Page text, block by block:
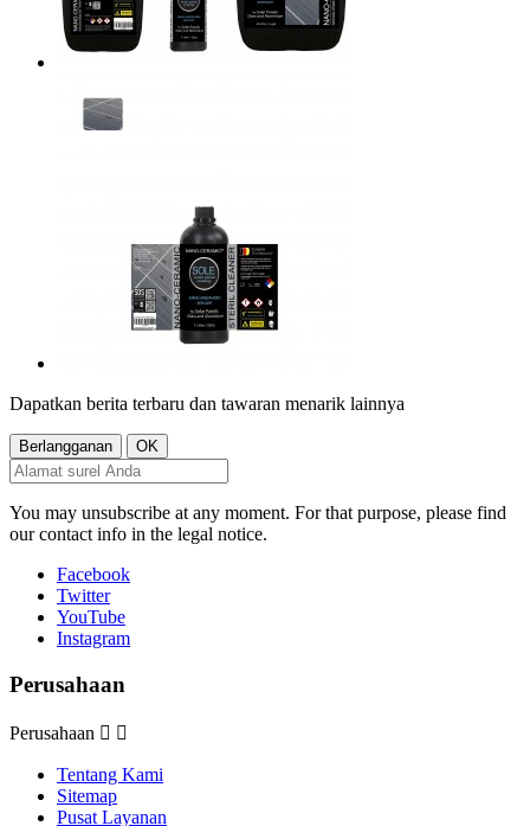
Dapatkan berita terbaru dan tawaran menarik lainnya
You may unsubscribe at any moment. For that purpose, please find
our contact info in the legal notice.
Facebook
Twitter
YouTube
Instagram
Perusahaan
Perusahaan  
Tentang Kami
Sitemap
Pusat Layanan